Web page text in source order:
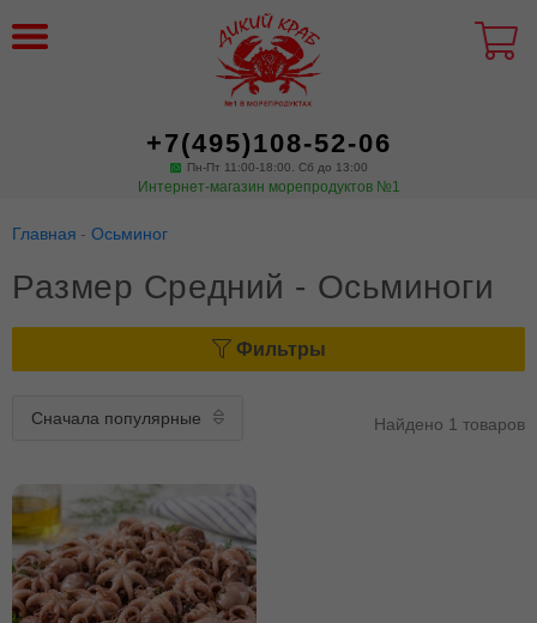
+7(495)108-52-06
Пн-Пт 11:00-18:00. Сб до 13:00
Интернет-магазин морепродуктов №1
Главная Осьминог
Размер Средний - Осьминоги
Фильтры
Найдено 1 товаров